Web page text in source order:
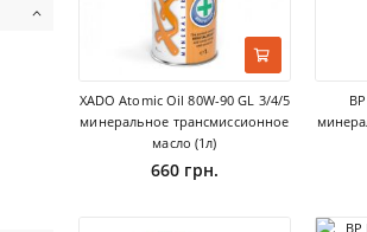
XADO Atomic Oil 80W-90 GL 3/4/5
минеральное трансмиссионное
масло (1л)
660 грн.